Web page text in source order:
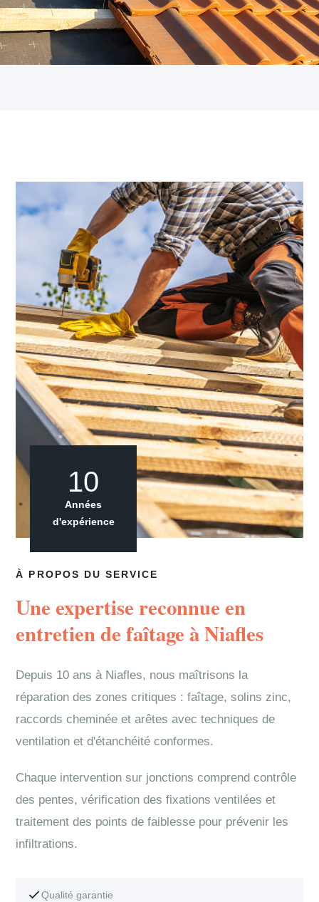
À PROPOS DU SERVICE
Une expertise reconnue en
entretien de faîtage à Niafles
Depuis 10 ans à Niafles, nous maîtrisons la
réparation des zones critiques : faîtage, solins zinc,
raccords cheminée et arêtes avec techniques de
ventilation et d'étanchéité conformes.
Chaque intervention sur jonctions comprend contrôle
des pentes, vérification des fixations ventilées et
traitement des points de faiblesse pour prévenir les
infiltrations.
Qualité garantie
10
Années
d'expérience